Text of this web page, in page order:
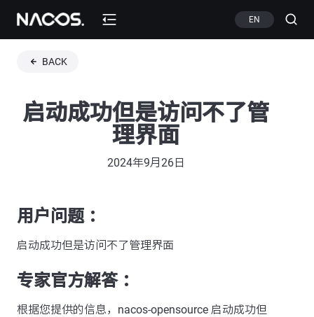
EN
BACK
启动成功但是访问不了管
理界面
2024年9月26日
用户问题 ：
启动成功但是访问不了管理界面
专家官方解答 ：
根据您提供的信息，nacos-opensource 启动成功但